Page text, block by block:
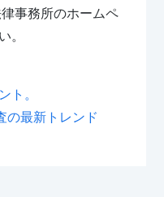
事務所のホームペ
。
ト。
の最新トレンド